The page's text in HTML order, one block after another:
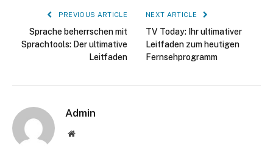
PREVIOUS ARTICLE
Sprache beherrschen mit
Sprachtools: Der ultimative
Leitfaden
NEXT ARTICLE
TV Today: Ihr ultimativer
Leitfaden zum heutigen
Fernsehprogramm
Admin
Website